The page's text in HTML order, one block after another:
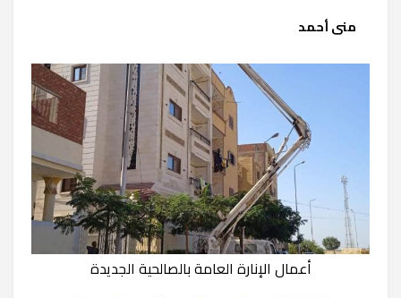
منى أحمد
أعمال الإنارة العامة بالصالحية الجديدة